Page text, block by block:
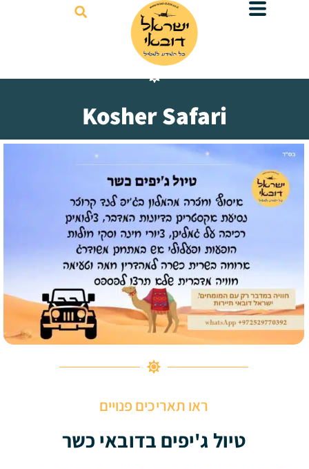
Kosher Safari
ראו תאריכים פנויים
טיול ג'יפים בדובאי כשר